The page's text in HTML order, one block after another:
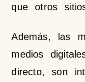
que otros
Además, las
medios
directo, son